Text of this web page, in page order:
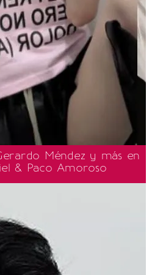
Méndez y más en
& Paco Amoroso